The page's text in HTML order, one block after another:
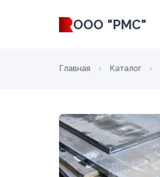
ООО "РМС"
Главная Каталог